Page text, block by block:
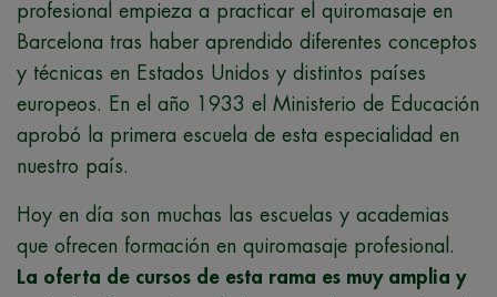
profesional empieza a practicar el quiromasaje en
Barcelona tras haber aprendido diferentes conceptos
y técnicas en Estados Unidos y distintos países
europeos. En el año 1933 el Ministerio de Educación
aprobó la primera escuela de esta especialidad en
nuestro país.
Hoy en día son muchas las escuelas y academias
que ofrecen formación en quiromasaje profesional.
La oferta de cursos de esta rama es muy amplia y